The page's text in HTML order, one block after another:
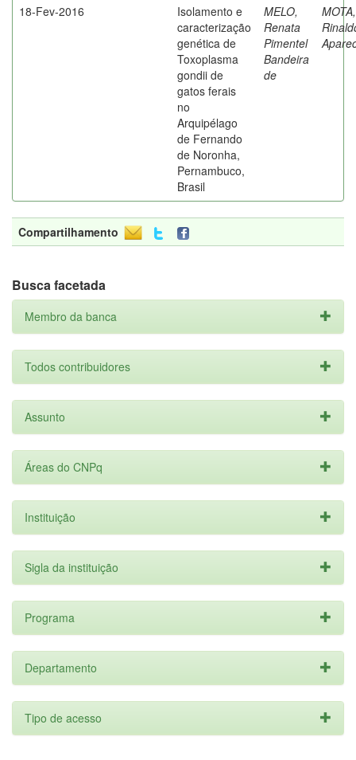
18-Fev-2016
Isolamento e
caracterização
genética de
Toxoplasma
gondii de
gatos ferais
no
Arquipélago
de Fernando
de Noronha,
Pernambuco,
Brasil
MELO,
Renata
Pimentel
Bandeira
de
MOTA,
Compartilhamento
Busca facetada
Membro da banca
Todos contribuidores
Assunto
Áreas do CNPq
Instituição
Sigla da instituição
Programa
Departamento
Tipo de acesso